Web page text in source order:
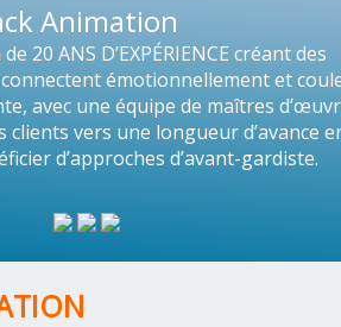
Animation
20 ANS D’EXPÉRIENCE créant des
émotionnellement et
avec une équipe de maîtres
clients vers une longueur d’avance
d’approches d’avant-gardiste.